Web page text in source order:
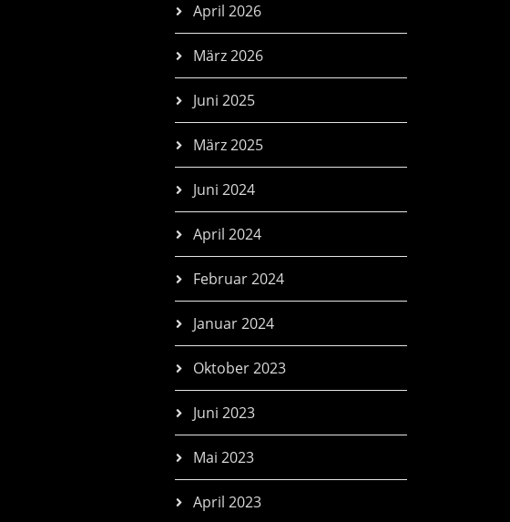
April 2026
März 2026
Juni 2025
März 2025
Juni 2024
April 2024
Februar 2024
Januar 2024
Oktober 2023
Juni 2023
Mai 2023
April 2023